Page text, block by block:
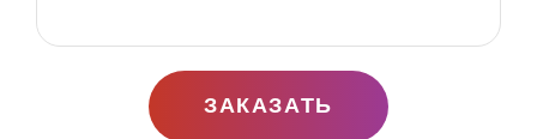
ЗАКАЗАТЬ